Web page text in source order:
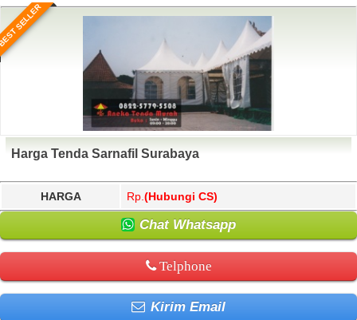
SELLER
Harga Tenda Sarnafil Surabaya
HARGA Rp. (Hubungi CS)
Chat Whatsapp
Telphone
Kirim Email